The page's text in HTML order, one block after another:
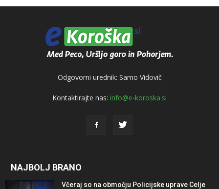
Odgovorni urednik: Samo Vidovič
Kontaktirajte nas: info@e-koroska.si
NAJBOLJ BRANO
Včeraj so na območju Policijske uprave Celje